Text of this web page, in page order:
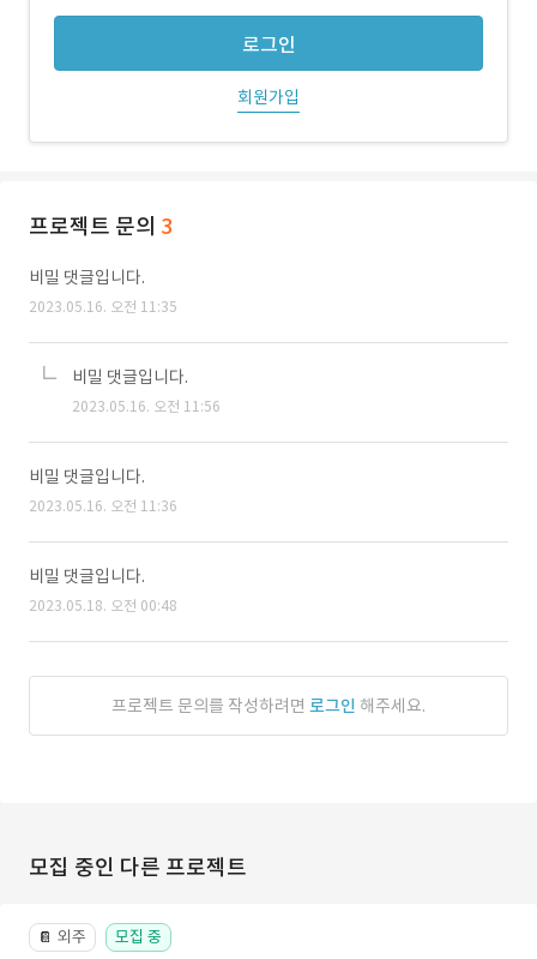
로그인
회원가입
프로젝트 문의 3
비밀 댓글입니다.
2023.05.16. 오전 11:35
비밀 댓글입니다.
2023.05.16. 오전 11:56
비밀 댓글입니다.
2023.05.16. 오전 11:36
비밀 댓글입니다.
2023.05.18. 오전 00:48
프로젝트 문의를 작성하려면 로그인 해주세요.
모집 중인 다른 프로젝트
📔 외주 모집 중